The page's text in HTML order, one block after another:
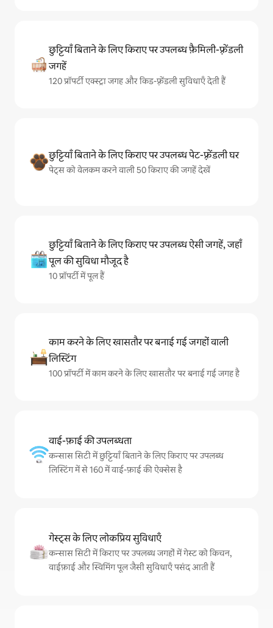
छुट्टियाँ बिताने के लिए किराए पर उपलब्ध फ़ैमिली-फ़्रेंडली
जगहें
120 प्रॉपर्टी एक्स्ट्रा जगह और किड-फ़्रेंडली सुविधाएँ देती हैं
छुट्टियाँ बिताने के लिए किराए पर उपलब्ध पेट-फ़्रेंडली घर
पेट्स को वेलकम करने वाली 50 किराए की जगहें देखें
छुट्टियाँ बिताने के लिए किराए पर उपलब्ध ऐसी जगहें, जहाँ
पूल की सुविधा मौजूद है
10 प्रॉपर्टी में पूल हैं
काम करने के लिए खासतौर पर बनाई गई जगहों वाली
लिस्टिंग
100 प्रॉपर्टी में काम करने के लिए खासतौर पर बनाई गई जगह है
वाई-फ़ाई की उपलब्धता
कन्सास सिटी में छुट्टियाँ बिताने के लिए किराए पर उपलब्ध
लिस्टिंग में से 160 में वाई-फ़ाई की ऐक्सेस है
गेस्ट्स के लिए लोकप्रिय सुविधाएँ
कन्सास सिटी में किराए पर उपलब्ध जगहों में गेस्ट को किचन,
वाईफ़ाई और स्विमिंग पूल जैसी सुविधाएँ पसंद आती हैं